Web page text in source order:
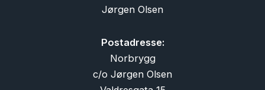
Jørgen Olsen
Postadresse:
Norbrygg
c/o Jørgen Olsen